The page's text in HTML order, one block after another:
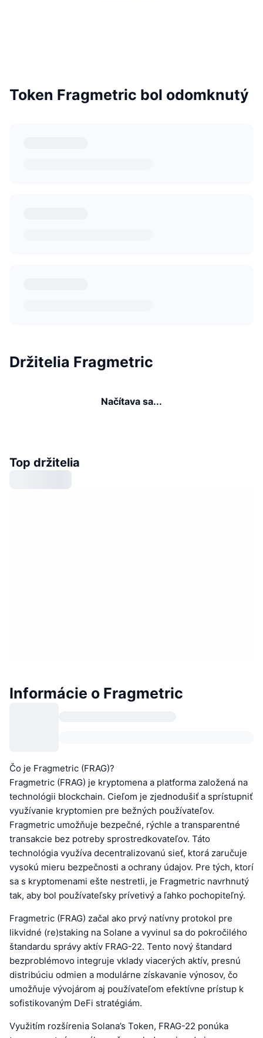
Token Fragmetric bol odomknutý
Držitelia Fragmetric
Načítava sa...
Top držitelia
Informácie o Fragmetric
Čo je Fragmetric (FRAG)?
Fragmetric (FRAG) je kryptomena a platforma založená na
technológii blockchain. Cieľom je zjednodušiť a sprístupniť
využívanie kryptomien pre bežných používateľov.
Fragmetric umožňuje bezpečné, rýchle a transparentné
transakcie bez potreby sprostredkovateľov. Táto
technológia využíva decentralizovanú sieť, ktorá zaručuje
vysokú mieru bezpečnosti a ochrany údajov. Pre tých, ktorí
sa s kryptomenami ešte nestretli, je Fragmetric navrhnutý
tak, aby bol používateľsky prívetivý a ľahko pochopiteľný.
Fragmetric (FRAG) začal ako prvý natívny protokol pre
likvidné (re)staking na Solane a vyvinul sa do pokročilého
štandardu správy aktív FRAG-22. Tento nový štandard
bezproblémovo integruje vklady viacerých aktív, presnú
distribúciu odmien a modulárne získavanie výnosov, čo
umožňuje vývojárom aj používateľom efektívne prístup k
sofistikovaným DeFi stratégiám.
Využitím rozšírenia Solana’s Token, FRAG-22 ponúka